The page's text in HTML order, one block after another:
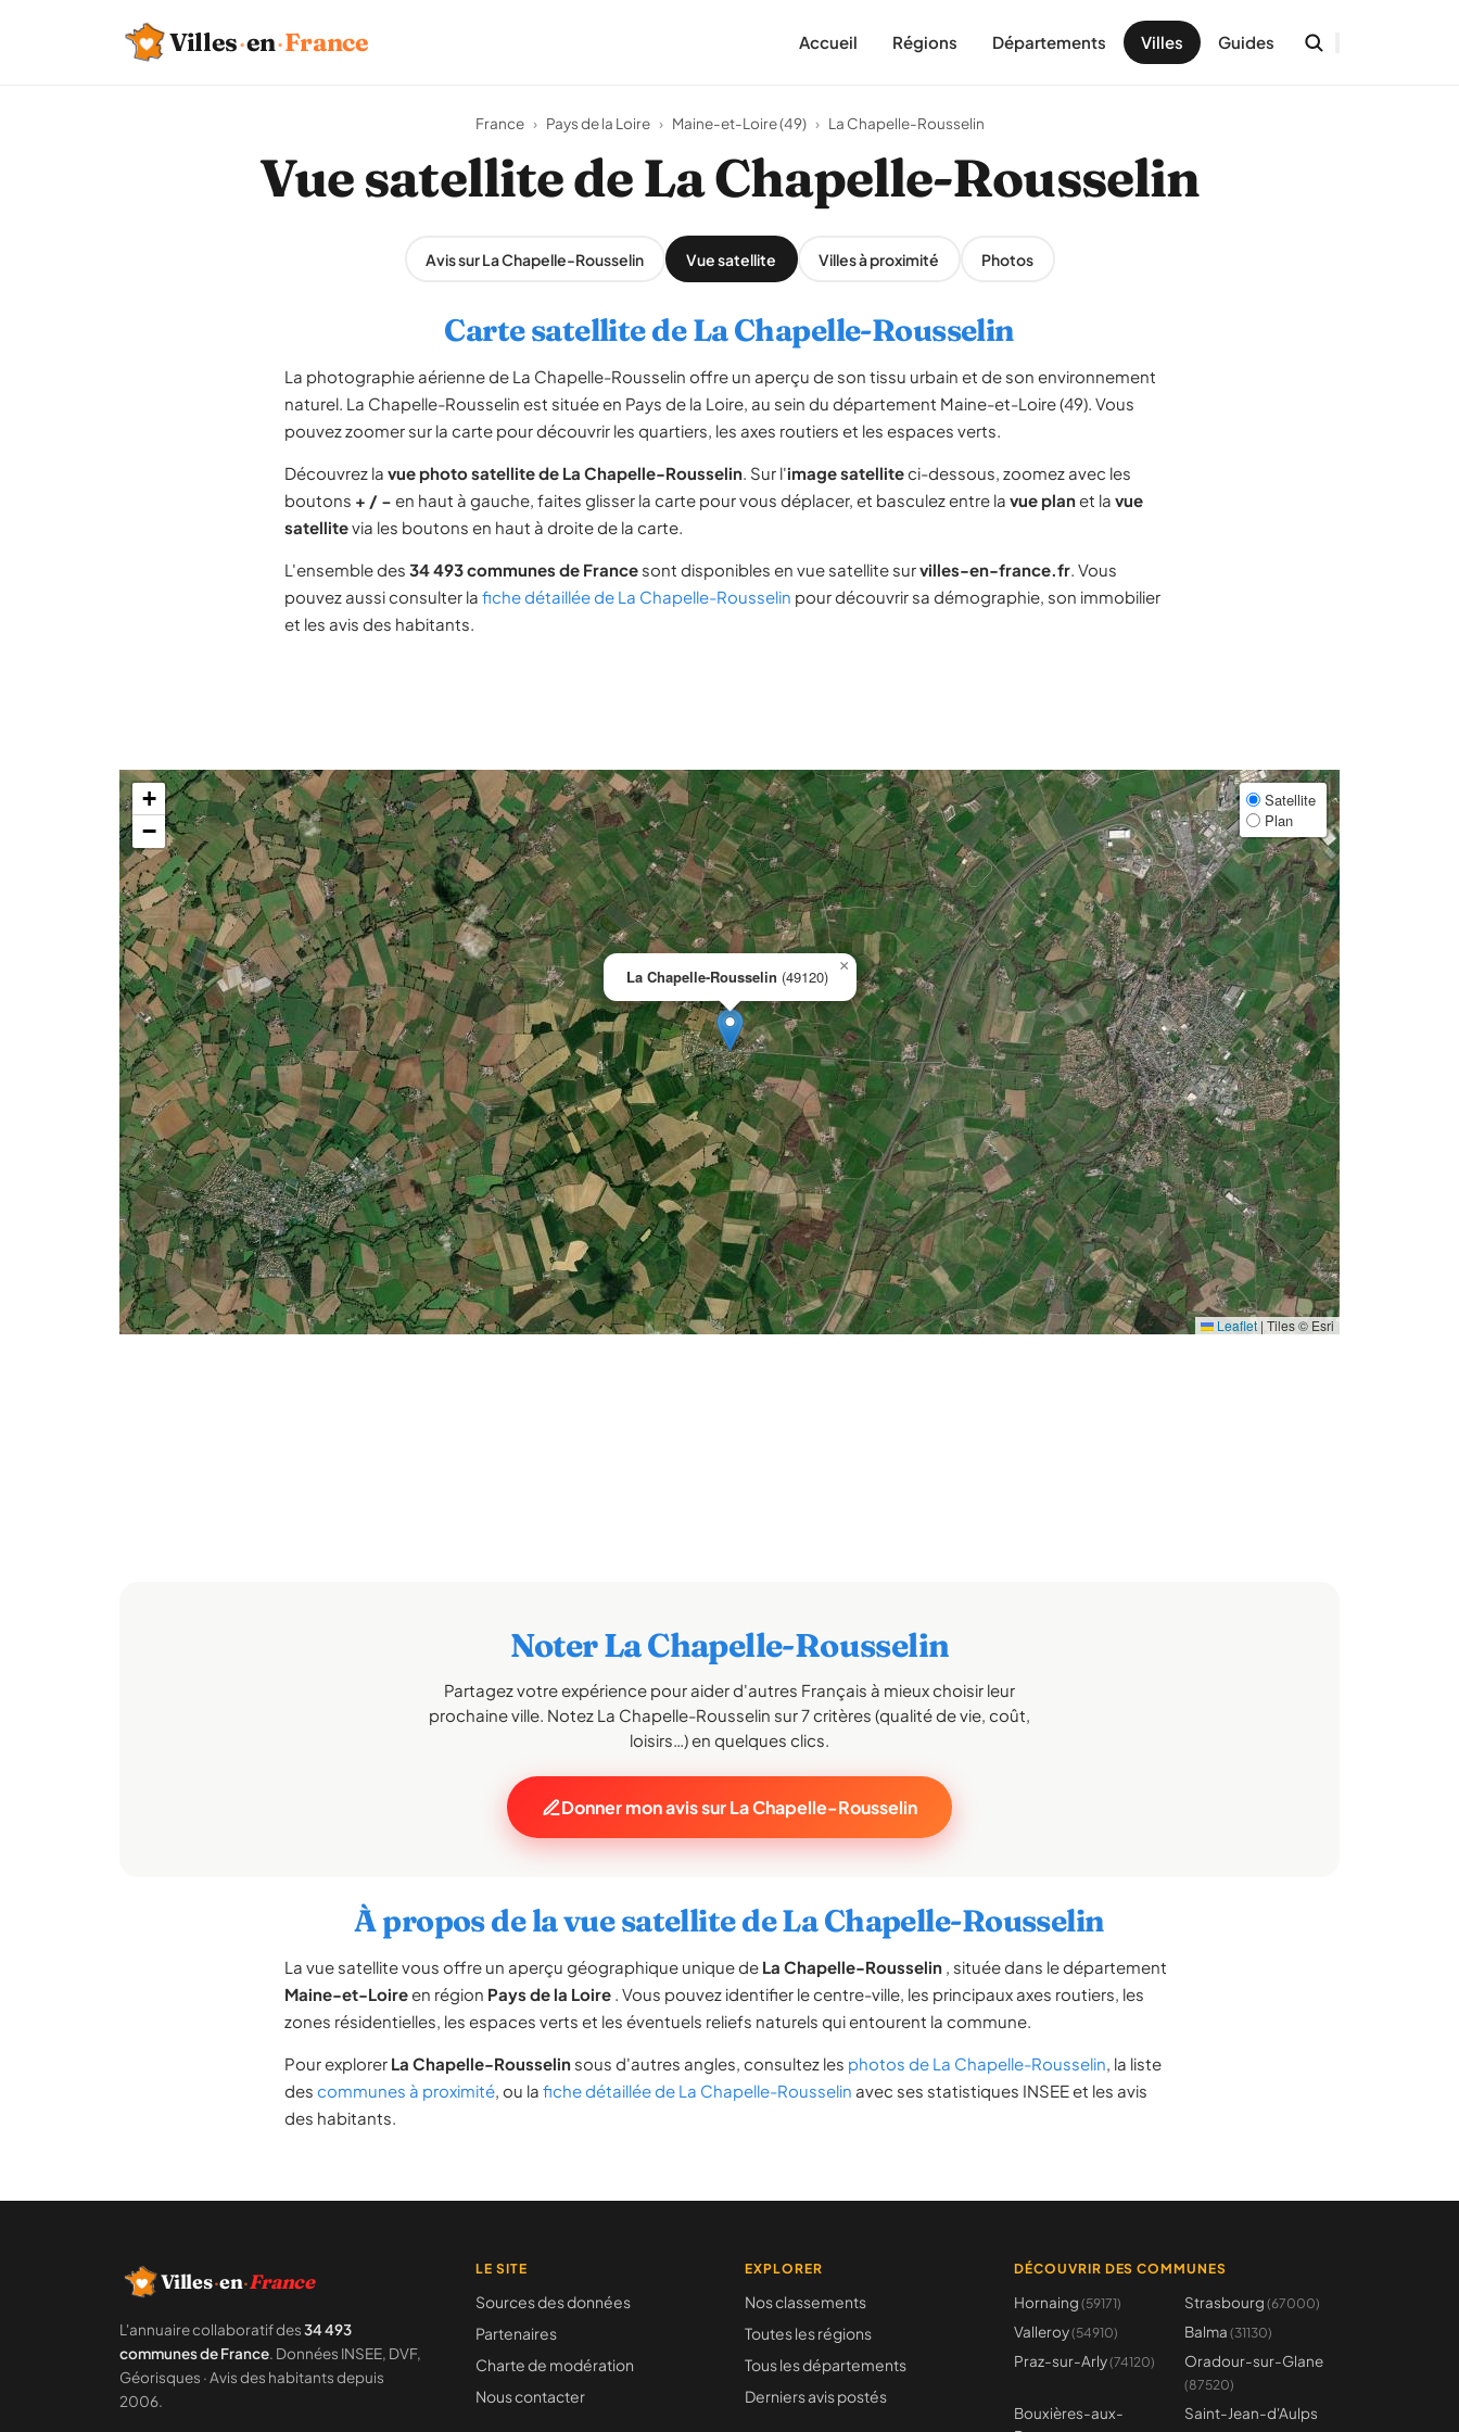
Villes·en·France Accueil Régions Départements Villes Guides
France › Pays de la Loire › Maine-et-Loire (49) › La Chapelle-Rousselin
Vue satellite de La Chapelle-Rousselin
Avis sur La Chapelle-Rousselin Vue satellite Villes à proximité Photos
Carte satellite de La Chapelle-Rousselin
La photographie aérienne de La Chapelle-Rousselin offre un aperçu de son tissu urbain et de son environnement
naturel. La Chapelle-Rousselin est située en Pays de la Loire, au sein du département Maine-et-Loire (49). Vous
pouvez zoomer sur la carte pour découvrir les quartiers, les axes routiers et les espaces verts.
Découvrez la vue photo satellite de La Chapelle-Rousselin. Sur l'image satelliteci-dessous, zoomez avec les
boutons + / − en haut à gauche, faites glisser la carte pour vous déplacer, et basculez entre la vue planet la vue
satellitevia les boutons en haut à droite de la carte.
L'ensemble des 34 493 communes de France sont disponibles en vue satellite survilles-en-france.fr. Vous
pouvez aussi consulter la fiche détaillée de La Chapelle-Rousselin pour découvrir sa démographie, son immobilier
et les avis des habitants.
La Chapelle-Rousselin (49120)
×
+
−
Satellite
Plan
Leaflet | Tiles © Esri
Noter La Chapelle-Rousselin
Partagez votre expérience pour aider d'autres Français à mieux choisir leur
prochaine ville. Notez La Chapelle-Rousselin sur 7 critères (qualité de vie, coût,
loisirs…) en quelques clics.
Donner mon avis sur La Chapelle-Rousselin
À propos de la vue satellite de La Chapelle-Rousselin
La vue satellite vous offre un aperçu géographique unique de La Chapelle-Rousselin , située dans le département
Maine-et-Loireen région Pays de la Loire . Vous pouvez identifier le centre-ville, les principaux axes routiers, les
zones résidentielles, les espaces verts et les éventuels reliefs naturels qui entourent la commune.
Pour explorer La Chapelle-Rousselin sous d'autres angles, consultez les photos de La Chapelle-Rousselin, la liste
des communes à proximité, ou la fiche détaillée de La Chapelle-Rousselin avec ses statistiques INSEE et les avis
des habitants.
Villes·en·France
L'annuaire collaboratif des34 493
communes de France. Données INSEE, DVF,
Géorisques · Avis des habitants depuis
2006.
LE SITE
Sources des données
Partenaires
Charte de modération
Nous contacter
EXPLORER
Nos classements
Toutes les régions
Tous les départements
Derniers avis postés
DÉCOUVRIR DES COMMUNES
Hornaing (59171) Strasbourg (67000)
Valleroy(54910) Balma (31130)
Praz-sur-Arly(74120) Oradour-sur-Glane
(87520)
Bouxières-aux-
Saint-Jean-d'Aulps